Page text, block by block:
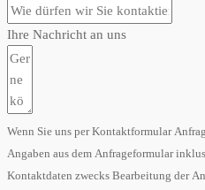
Ihre Nachricht an uns
Wenn Sie uns per Kontaktformular
Angaben aus dem Anfrageformular
Kontaktdaten zwecks Bearbeitung der